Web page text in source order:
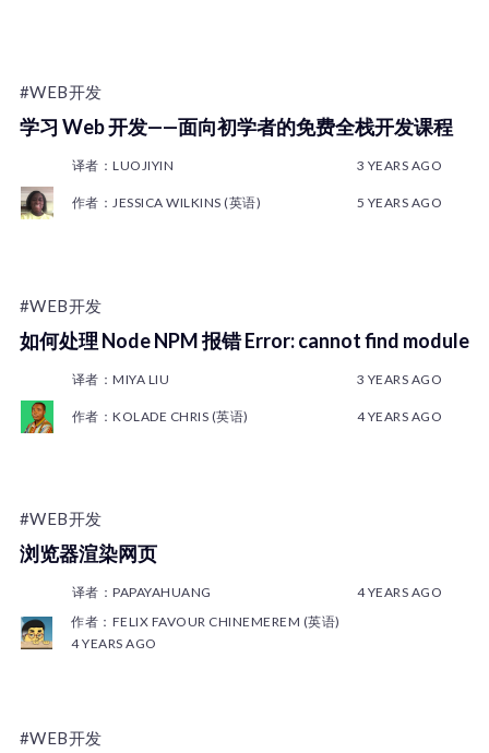
#WEB开发
学习 Web 开发——面向初学者的免费全栈开发课程
译者：LUOJIYIN 3 YEARS AGO
作者：JESSICA WILKINS (英语) 5 YEARS AGO
#WEB开发
如何处理 Node NPM 报错 Error: cannot find module
译者：MIYA LIU 3 YEARS AGO
作者：KOLADE CHRIS (英语) 4 YEARS AGO
#WEB开发
浏览器渲染网页
译者：PAPAYAHUANG
4 YEARS AGO
作者：FELIX FAVOUR CHINEMEREM (英语)
4 YEARS AGO
#WEB开发